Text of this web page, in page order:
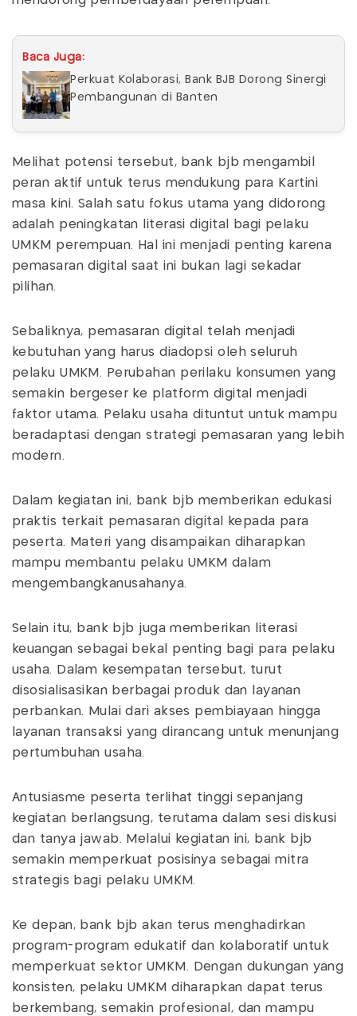
Baca Juga:
Perkuat Kolaborasi, Bank BJB Dorong Sinergi
Pembangunan di Banten
Melihat potensi tersebut, bank bjb mengambil
peran aktif untuk terus mendukung para Kartini
masa kini. Salah satu fokus utama yang didorong
adalah peningkatan literasi digital bagi pelaku
UMKM perempuan. Hal ini menjadi penting karena
pemasaran digital saat ini bukan lagi sekadar
pilihan.
Sebaliknya, pemasaran digital telah menjadi
kebutuhan yang harus diadopsi oleh seluruh
pelaku UMKM. Perubahan perilaku konsumen yang
semakin bergeser ke platform digital menjadi
faktor utama. Pelaku usaha dituntut untuk mampu
beradaptasi dengan strategi pemasaran yang lebih
modern.
Dalam kegiatan ini, bank bjb memberikan edukasi
praktis terkait pemasaran digital kepada para
peserta. Materi yang disampaikan diharapkan
mampu membantu pelaku UMKM dalam
mengembangkanusahanya.
Selain itu, bank bjb juga memberikan literasi
keuangan sebagai bekal penting bagi para pelaku
usaha. Dalam kesempatan tersebut, turut
disosialisasikan berbagai produk dan layanan
perbankan. Mulai dari akses pembiayaan hingga
layanan transaksi yang dirancang untuk menunjang
pertumbuhan usaha.
Antusiasme peserta terlihat tinggi sepanjang
kegiatan berlangsung, terutama dalam sesi diskusi
dan tanya jawab. Melalui kegiatan ini, bank bjb
semakin memperkuat posisinya sebagai mitra
strategis bagi pelaku UMKM.
Ke depan, bank bjb akan terus menghadirkan
program-program edukatif dan kolaboratif untuk
memperkuat sektor UMKM. Dengan dukungan yang
konsisten, pelaku UMKM diharapkan dapat terus
berkembang, semakin profesional, dan mampu